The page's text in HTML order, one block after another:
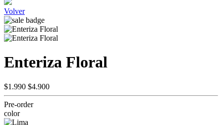
Volver
Enteriza Floral
$1.990 $4.900
Pre-order
color